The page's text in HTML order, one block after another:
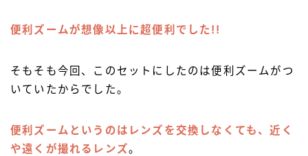
便利ズームが想像以上に超便利でした!!
そもそも今回、このセットにしたのは便利ズームがつ
いていたからでした。
便利ズームというのはレンズを交換しなくても、近く
や遠くが撮れるレンズ。